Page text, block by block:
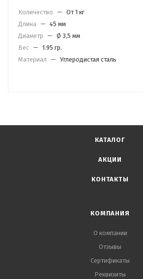
Количество — От 1 кг
Длина — 45 мм
Диаметр
— Ø 3,5 мм
Вес — 1.95 гр.
Материал
— Углеродистая сталь
КАТАЛОГ
АКЦИИ
КОНТАКТЫ
КОМПАНИЯ
О компании
Отзывы
Сертификаты
Реквизиты